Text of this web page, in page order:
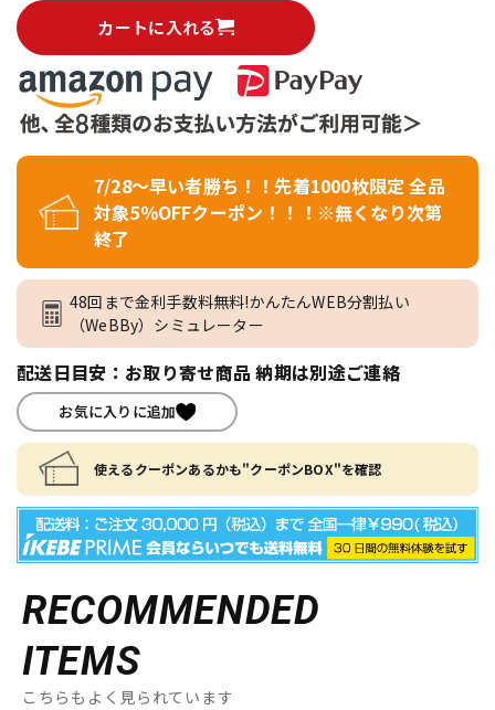
カートに入れる
7/28～早い者勝ち！！先着1000枚限定 全品
対象5％OFFクーポン！！！※無くなり次第
終了
48回まで金利手数料無料!かんたんWEB分割払い
（WeBBy）シミュレーター
配送日目安：お取り寄せ商品 納期は別途ご連絡
お気に入りに追加
使えるクーポンあるかも"クーポンBOX"を確認
RECOMMENDED
ITEMS
こちらもよく見られています